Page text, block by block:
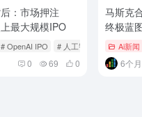
：市场押注
最大规模IPO
# OpenAI IPO # 人工智能投资
0 69 0
马斯克
终极蓝
Ai新闻
6个